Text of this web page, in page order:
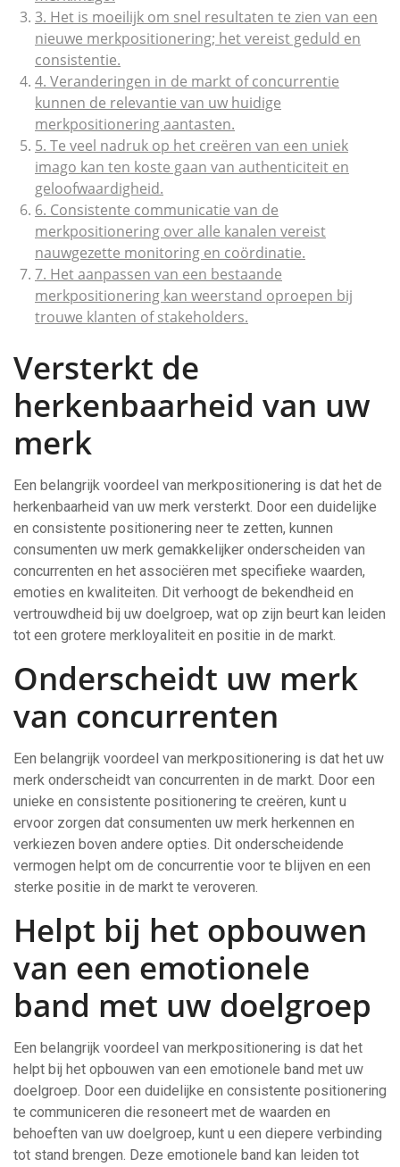
3. Het is moeilijk om snel resultaten te zien van een
nieuwe merkpositionering; het vereist geduld en
consistentie.
4. Veranderingen in de markt of concurrentie
kunnen de relevantie van uw huidige
merkpositionering aantasten.
5. Te veel nadruk op het creëren van een uniek
imago kan ten koste gaan van authenticiteit en
geloofwaardigheid.
6. Consistente communicatie van de
merkpositionering over alle kanalen vereist
nauwgezette monitoring en coördinatie.
7. Het aanpassen van een bestaande
merkpositionering kan weerstand oproepen bij
trouwe klanten of stakeholders.
Versterkt de
herkenbaarheid van uw
merk
Een belangrijk voordeel van merkpositionering is dat het de
herkenbaarheid van uw merk versterkt. Door een duidelijke
en consistente positionering neer te zetten, kunnen
consumenten uw merk gemakkelijker onderscheiden van
concurrenten en het associëren met specifieke waarden,
emoties en kwaliteiten. Dit verhoogt de bekendheid en
vertrouwdheid bij uw doelgroep, wat op zijn beurt kan leiden
tot een grotere merkloyaliteit en positie in de markt.
Onderscheidt uw merk
van concurrenten
Een belangrijk voordeel van merkpositionering is dat het uw
merk onderscheidt van concurrenten in de markt. Door een
unieke en consistente positionering te creëren, kunt u
ervoor zorgen dat consumenten uw merk herkennen en
verkiezen boven andere opties. Dit onderscheidende
vermogen helpt om de concurrentie voor te blijven en een
sterke positie in de markt te veroveren.
Helpt bij het opbouwen
van een emotionele
band met uw doelgroep
Een belangrijk voordeel van merkpositionering is dat het
helpt bij het opbouwen van een emotionele band met uw
doelgroep. Door een duidelijke en consistente positionering
te communiceren die resoneert met de waarden en
behoeften van uw doelgroep, kunt u een diepere verbinding
tot stand brengen. Deze emotionele band kan leiden tot